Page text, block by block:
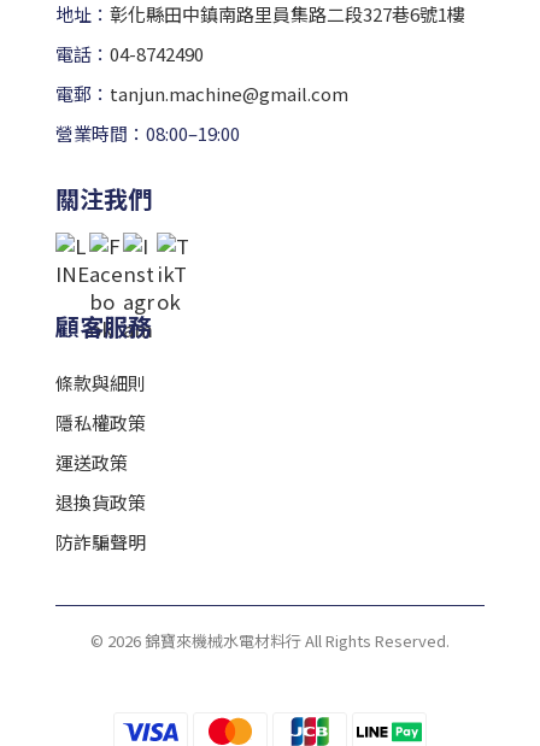
地址： 彰化縣田中鎮南路里員集路二段327巷6號1樓
電話： 04-8742490
電郵： tanjun.machine@gmail.com
營業時間：08:00–19:00
關注我們
顧客服務
條款與細則
隱私權政策
運送政策
退換貨政策
防詐騙聲明
© 2026 錦寶來機械水電材料行 All Rights Reserved.